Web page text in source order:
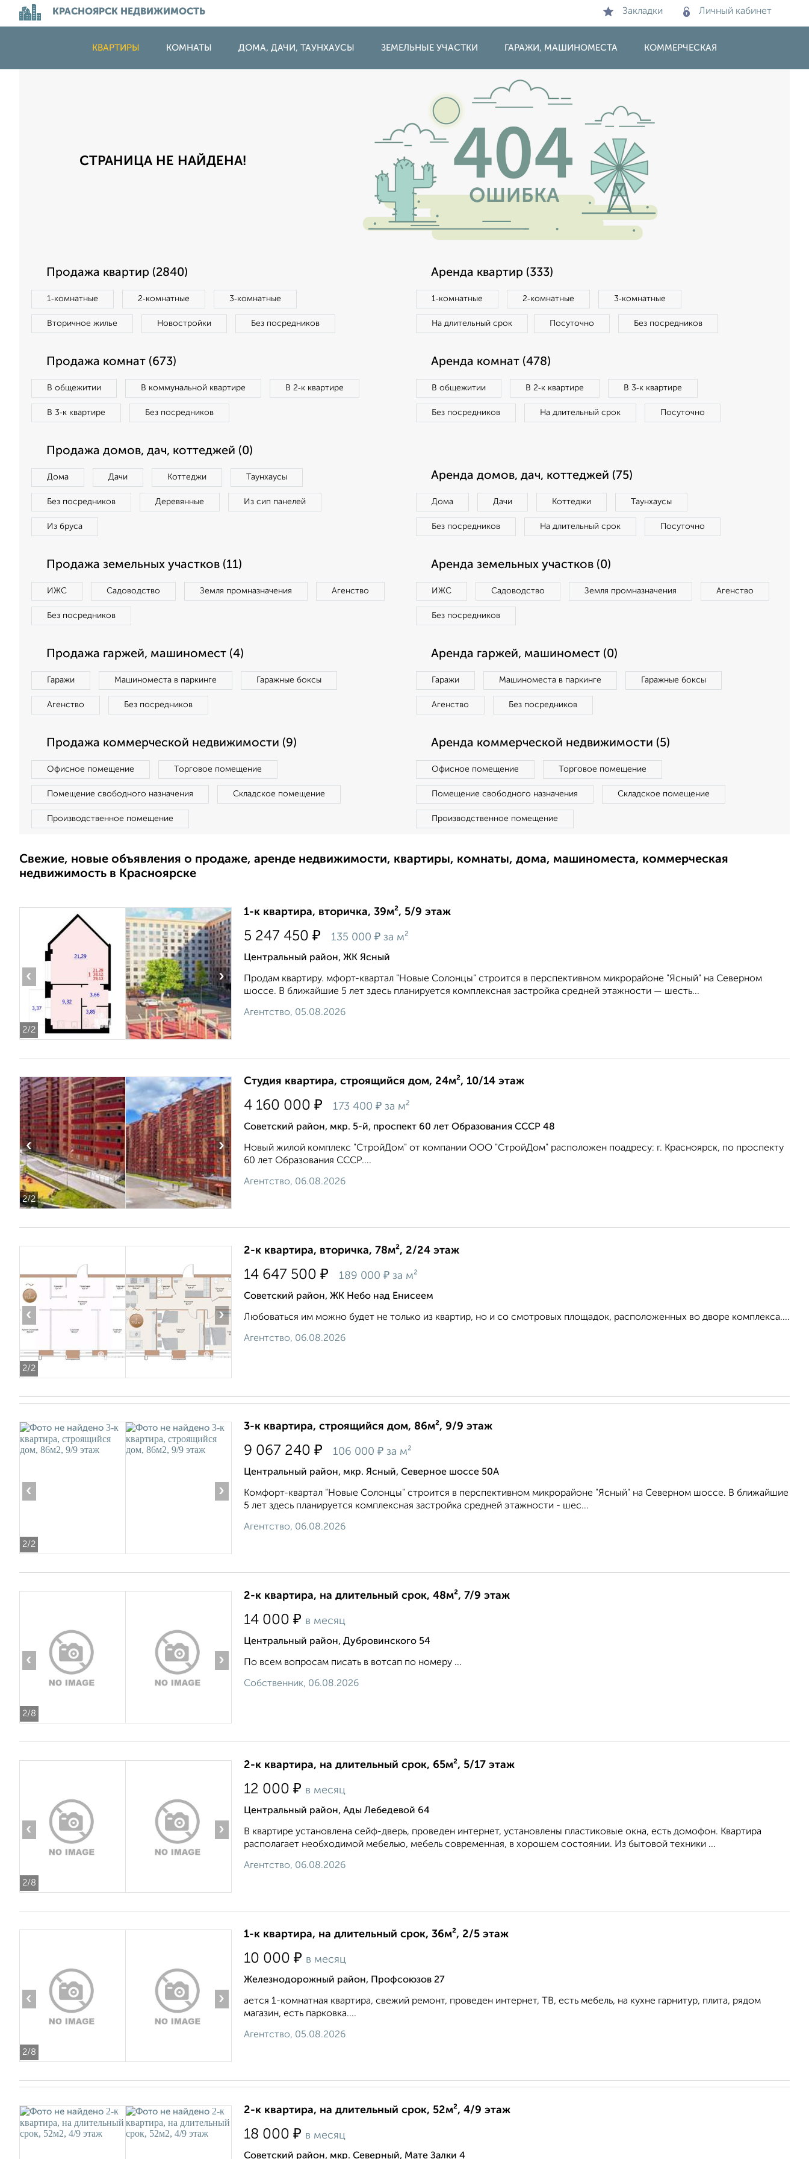
КРАСНОЯРСК НЕДВИЖИМОСТЬ Закладки Личный кабинет
КВАРТИРЫ КОМНАТЫ ДОМА, ДАЧИ, ТАУНХАУСЫ ЗЕМЕЛЬНЫЕ УЧАСТКИ ГАРАЖИ, МАШИНОМЕСТА КОММЕРЧЕСКАЯ
СТРАНИЦА НЕ НАЙДЕНА!
Продажа квартир (2840)
1‑комнатные 2‑комнатные 3‑комнатные
Вторичное жилье Новостройки Без посредников
Аренда квартир (333)
1‑комнатные 2‑комнатные 3‑комнатные
На длительный срок Посуточно Без посредников
Продажа комнат (673)
В общежитии В коммунальной квартире В 2‑к квартире
В 3‑к квартире Без посредников
Аренда комнат (478)
В общежитии В 2‑к квартире В 3‑к квартире
Без посредников На длительный срок Посуточно
Продажа домов, дач, коттеджей (0)
Дома Дачи Коттеджи Таунхаусы
Без посредников Деревянные Из сип панелей
Из бруса
Аренда домов, дач, коттеджей (75)
Дома Дачи Коттеджи Таунхаусы
Без посредников На длительный срок Посуточно
Продажа земельных участков (11)
ИЖС Садоводство Земля промназначения Агенство
Без посредников
Аренда земельных участков (0)
ИЖС Садоводство Земля промназначения Агенство
Без посредников
Продажа гаржей, машиномест (4)
Гаражи Машиноместа в паркинге Гаражные боксы
Агенство Без посредников
Аренда гаржей, машиномест (0)
Гаражи Машиноместа в паркинге Гаражные боксы
Агенство Без посредников
Продажа коммерческой недвижимости (9)
Офисное помещение Торговое помещение
Помещение свободного назначения Складское помещение
Производственное помещение
Аренда коммерческой недвижимости (5)
Офисное помещение Торговое помещение
Помещение свободного назначения Складское помещение
Производственное помещение
Свежие, новые объявления о продаже, аренде недвижимости, квартиры, комнаты, дома, машиноместа, коммерческая
недвижимость в Красноярске
2/2
‹ ›
1-к квартира, вторичка, 39м², 5/9 этаж
5 247 450 ₽ 135 000 ₽ за м²
Центральный район, ЖК Ясный
Продам квартиру. мфорт-квартал "Новые Солонцы" строится в перспективном микрорайоне "Ясный" на Северном
шоссе. В ближайшие 5 лет здесь планируется комплексная застройка средней этажности — шесть...
Агентство, 05.08.2026
2/2
‹ ›
Студия квартира, строящийся дом, 24м², 10/14 этаж
4 160 000 ₽ 173 400 ₽ за м²
Советский район, мкр. 5-й, проспект 60 лет Образования СССР 48
Новый жилой комплекс "СтройДом" от компании ООО "СтройДом" расположен поадресу: г. Красноярск, по проспекту
60 лет Образования СССР....
Агентство, 06.08.2026
2/2
‹ ›
2-к квартира, вторичка, 78м², 2/24 этаж
14 647 500 ₽ 189 000 ₽ за м²
Советский район, ЖК Небо над Енисеем
Любоваться им можно будет не только из квартир, но и со смотровых площадок, расположенных во дворе комплекса....
Агентство, 06.08.2026
2/2
‹ ›
3-к квартира, строящийся дом, 86м², 9/9 этаж
9 067 240 ₽ 106 000 ₽ за м²
Центральный район, мкр. Ясный, Северное шоссе 50А
Комфорт-квартал "Новые Солонцы" строится в перспективном микрорайоне "Ясный" на Северном шоссе. В ближайшие
5 лет здесь планируется комплексная застройка средней этажности - шес...
Агентство, 06.08.2026
2/8
‹ ›
2-к квартира, на длительный срок, 48м², 7/9 этаж
14 000 ₽ в месяц
Центральный район, Дубровинского 54
По всем вопросам писать в вотсап по номеру ...
Собственник, 06.08.2026
2/8
‹ ›
2-к квартира, на длительный срок, 65м², 5/17 этаж
12 000 ₽ в месяц
Центральный район, Ады Лебедевой 64
В квартире установлена сейф-дверь, проведен интернет, установлены пластиковые окна, есть домофон. Квартира
располагает необходимой мебелью, мебель современная, в хорошем состоянии. Из бытовой техники ...
Агентство, 06.08.2026
2/8
‹ ›
1-к квартира, на длительный срок, 36м², 2/5 этаж
10 000 ₽ в месяц
Железнодорожный район, Профсоюзов 27
ается 1-комнатная квартира, свежий ремонт, проведен интернет, ТВ, есть мебель, на кухне гарнитур, плита, рядом
магазин, есть парковка....
Агентство, 05.08.2026
2-к квартира, на длительный срок, 52м², 4/9 этаж
18 000 ₽ в месяц
Советский район, мкр. Северный, Мате Залки 4